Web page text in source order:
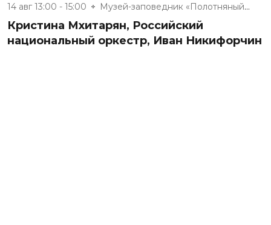
14 авг 13:00 - 15:00 Музей-заповедник «Полотняный З...
Кристина Мхитарян, Российский
национальный оркестр, Иван Никифорчин